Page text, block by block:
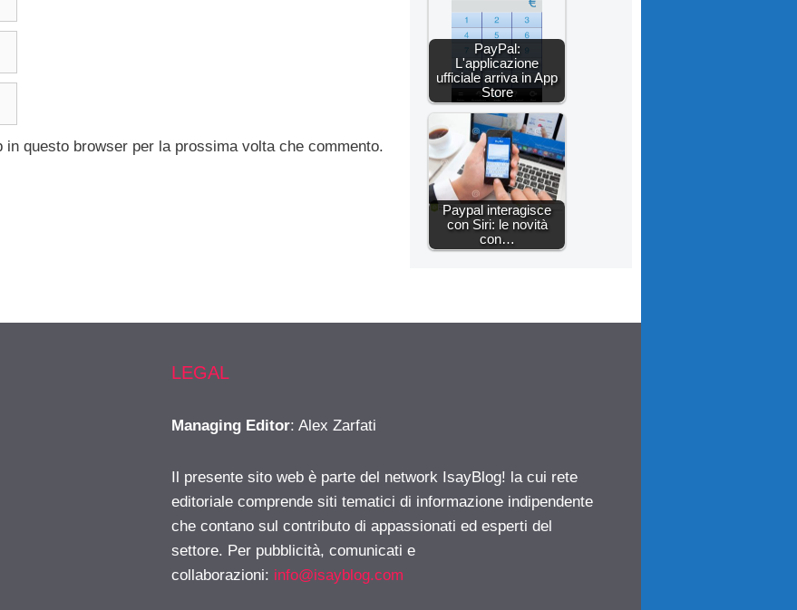
questo browser per la prossima volta che commento.
PayPal:
L'applicazione
ufficiale arriva in App
Store
Paypal interagisce
con Siri: le novità
con…
LEGAL
Managing Editor: Alex Zarfati
Il presente sito web è parte del network IsayBlog! la cui rete
editoriale comprende siti tematici di informazione indipendente
che contano sul contributo di appassionati ed esperti del
settore. Per pubblicità, comunicati e
collaborazioni: info@isayblog.com